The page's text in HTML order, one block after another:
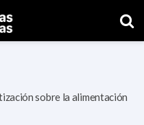
sobre la alimentación